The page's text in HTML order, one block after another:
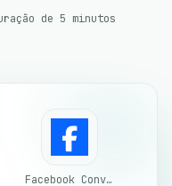
de 5 minutos
Facebook Conversion API (CAPI)